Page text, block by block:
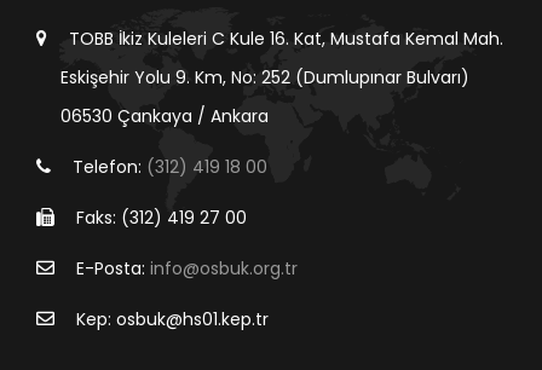
TOBB İkiz Kuleleri C Kule 16. Kat, Mustafa Kemal Mah.
Eskişehir Yolu 9. Km, No: 252 (Dumlupınar Bulvarı)
06530 Çankaya / Ankara
Telefon: (312) 419 18 00
Faks: (312) 419 27 00
E-Posta: info@osbuk.org.tr
Kep: osbuk@hs01.kep.tr